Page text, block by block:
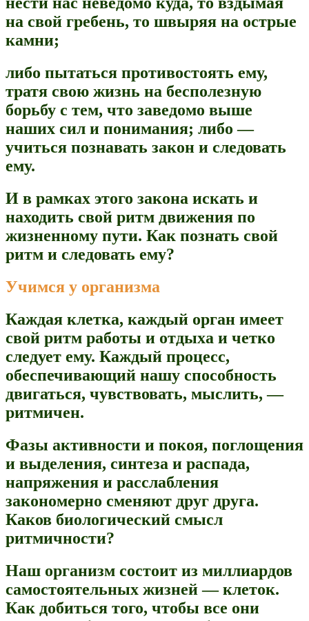
на свой гребень, то швыряя на острые
камни;
либо пытаться противостоять ему,
тратя свою жизнь на бесполезную
борьбу с тем, что заведомо выше
наших сил и понимания; либо —
учиться познавать закон и следовать
ему.
И в рамках этого закона искать и
находить свой ритм движения по
жизненному пути. Как познать свой
ритм и следовать ему?
Учимся у организма
Каждая клетка, каждый орган имеет
свой ритм работы и отдыха и четко
следует ему. Каждый процесс,
обеспечивающий нашу способность
двигаться, чувствовать, мыслить, —
ритмичен.
Фазы активности и покоя, поглощения
и выделения, синтеза и распада,
напряжения и расслабления
закономерно сменяют друг друга.
Каков биологический смысл
ритмичности?
Наш организм состоит из миллиардов
самостоятельных жизней — клеток.
Как добиться того, чтобы все они